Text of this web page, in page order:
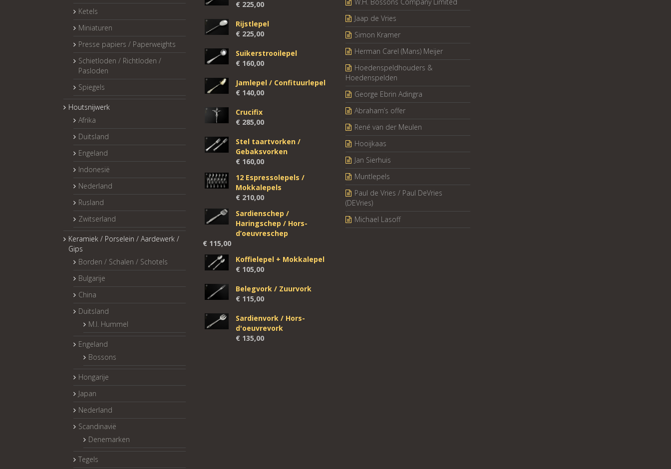
Ketels
Miniaturen
Presse papiers / Paperweights
Schietloden / Richtloden /
Pasloden
Spiegels
Houtsnijwerk
Afrika
Duitsland
Engeland
Indonesië
Nederland
Rusland
Zwitserland
Keramiek / Porselein / Aardewerk /
Gips
Borden / Schalen / Schotels
Bulgarije
China
Duitsland
M.I. Hummel
Engeland
Bossons
Hongarije
Japan
Nederland
Scandinavië
Denemarken
Tegels
€ 225,00
Rijstlepel
€ 225,00
Suikerstrooilepel
€ 160,00
Jamlepel / Confituurlepel
€ 140,00
Crucifix
€ 285,00
Stel taartvorken /
Gebaksvorken
€ 160,00
12 Espressolepels /
Mokkalepels
€ 210,00
Sardienschep /
Haringschep / Hors-
d’oeuvreschep
€ 115,00
Koffielepel + Mokkalepel
€ 105,00
Belegvork / Zuurvork
€ 115,00
Sardienvork / Hors-
d'oeuvrevork
€ 135,00
Jaap de Vries
Simon Kramer
Herman Carel (Mans) Meijer
Hoedenspeldhouders &
Hoedenspelden
George Ebrin Adingra
Abraham’s offer
René van der Meulen
Hooijkaas
Jan Sierhuis
Muntlepels
Paul de Vries / Paul DeVries
(DEVries)
Michael Lasoff